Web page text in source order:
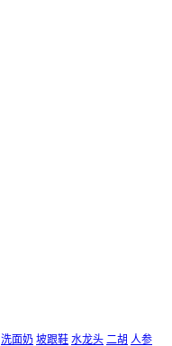
洗面奶 坡跟鞋 水龙头 二胡 人参